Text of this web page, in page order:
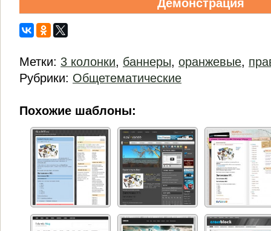
Демонстрация
Метки: 3 колонки, баннеры, оранжевые,
Рубрики: Общетематические
Похожие шаблоны: